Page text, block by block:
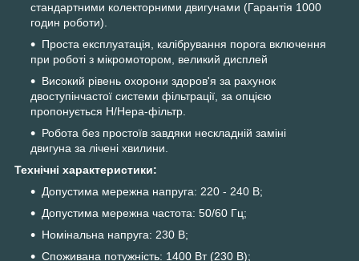
стандартними колекторними двигунами (Гарантія 1000
годин роботи).
Проста експлуатація, калібрування порога включення
при роботі з мікромотором, великий дисплей
Високий рівень охорони здоров'я за рахунок
двоступінчастої системи фільтрації, за опцією
пропонується H/Hepa-фільтр.
Робота без простоїв завдяки нескладній заміні
двигуна за лічені хвилини.
Технічні характеристики:
Допустима мережна напруга: 220 - 240 В;
Допустима мережна частота: 50/60 Гц;
Номінальна напруга: 230 В;
Споживана потужність: 1400 Вт (230 В);